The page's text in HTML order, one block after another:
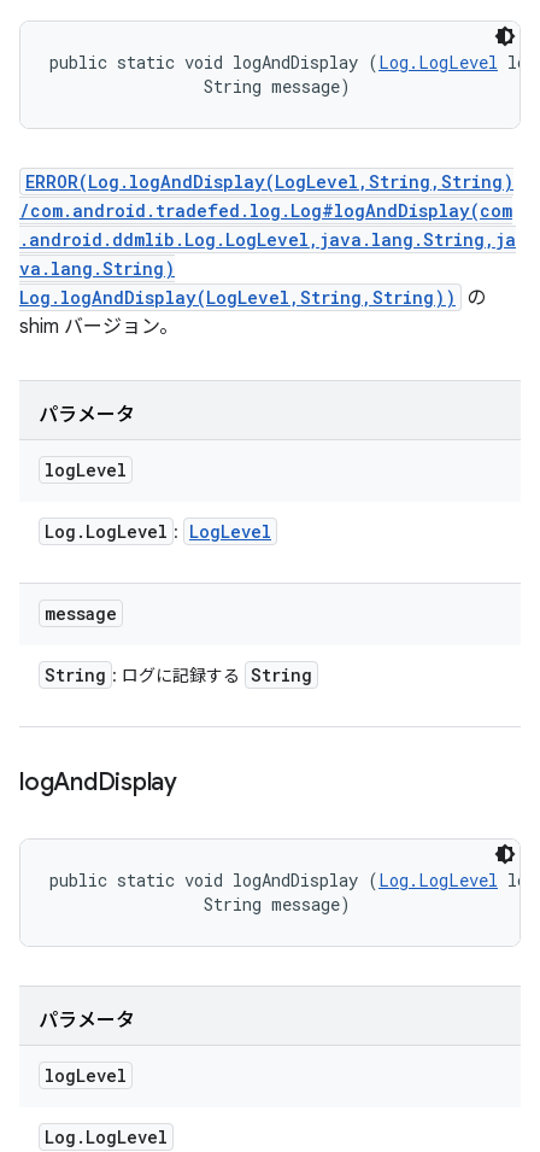
public static void logAndDisplay (Log.LogLevel
                String message)
ERROR(Log.logAndDisplay(LogLevel,String,String)
/com.android.tradefed.log.Log#logAndDisplay(com
.android.ddmlib.Log.LogLevel,java.lang.String,ja
va.lang.String)
Log.logAndDisplay(LogLevel,String,String))
の
shim バージョン。
パラメータ
logLevel
Log . LogLevel : LogLevel
message
String : ログに記録する String
logAndDisplay
public static void logAndDisplay (Log.LogLevel
                String message)
パラメータ
logLevel
Log . LogLevel